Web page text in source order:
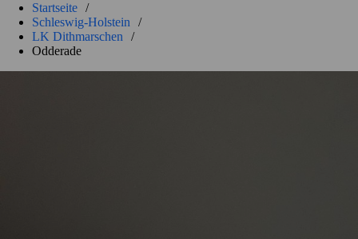
Startseite /
Schleswig-Holstein
/
LK Dithmarschen
/
Odderade